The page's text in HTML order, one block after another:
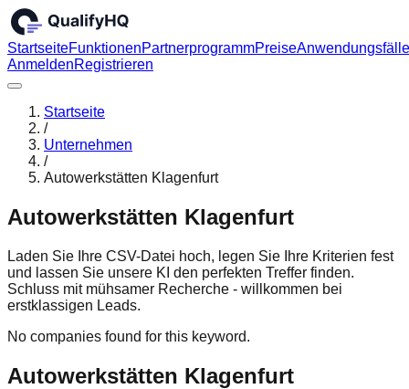
StartseiteFunktionenPartnerprogrammPreiseAnwendungsfälle
AnmeldenRegistrieren
Startseite
/
Unternehmen
/
Autowerkstätten Klagenfurt
Autowerkstätten Klagenfurt
Laden Sie Ihre CSV-Datei hoch, legen Sie Ihre Kriterien fest
und lassen Sie unsere KI den perfekten Treffer finden.
Schluss mit mühsamer Recherche - willkommen bei
erstklassigen Leads.
No companies found for this keyword.
Autowerkstätten Klagenfurt